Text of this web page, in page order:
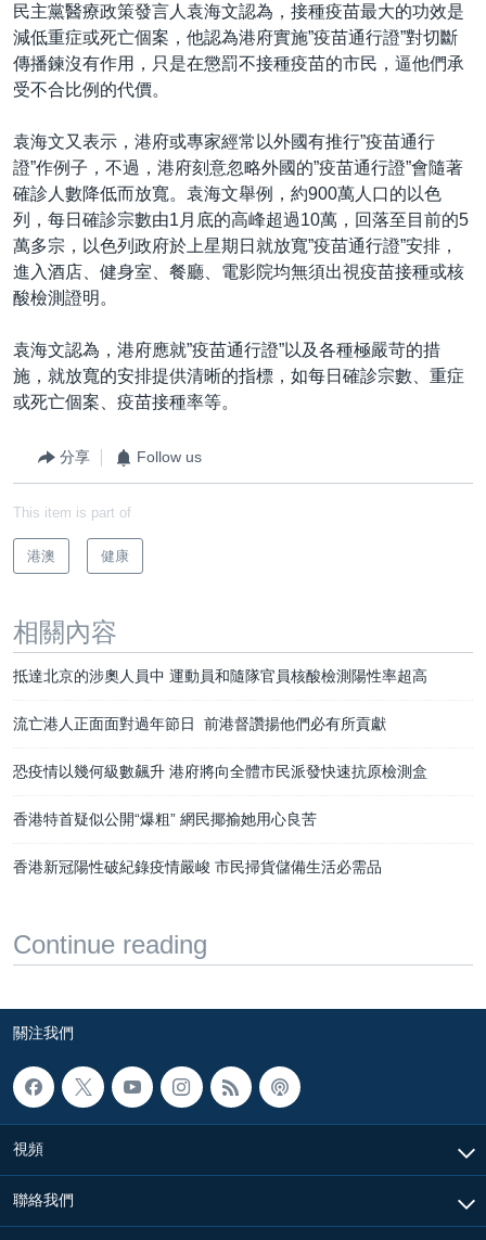
民主黨醫療政策發言人袁海文認為，接種疫苗最大的功效是
減低重症或死亡個案，他認為港府實施”疫苗通行證”對切斷
傳播鍊沒有作用，只是在懲罰不接種疫苗的市民，逼他們承
受不合比例的代價。
袁海文又表示，港府或專家經常以外國有推行”疫苗通行
證”作例子，不過，港府刻意忽略外國的”疫苗通行證”會隨著
確診人數降低而放寬。袁海文舉例，約900萬人口的以色
列，每日確診宗數由1月底的高峰超過10萬，回落至目前的5
萬多宗，以色列政府於上星期日就放寬”疫苗通行證”安排，
進入酒店、健身室、餐廳、電影院均無須出視疫苗接種或核
酸檢測證明。
袁海文認為，港府應就”疫苗通行證”以及各種極嚴苛的措
施，就放寬的安排提供清晰的指標，如每日確診宗數、重症
或死亡個案、疫苗接種率等。
分享 Follow us
This item is part of
港澳 健康
相關內容
抵達北京的涉奧人員中 運動員和隨隊官員核酸檢測陽性率超高
流亡港人正面面對過年節日 前港督讚揚他們必有所貢獻
恐疫情以幾何級數飆升 港府將向全體市民派發快速抗原檢測盒
香港特首疑似公開“爆粗” 網民揶揄她用心良苦
香港新冠陽性破紀錄疫情嚴峻 市民掃貨儲備生活必需品
Continue reading
關注我們
視頻
聯絡我們